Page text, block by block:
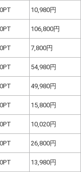
10,980円
106,800円
7,800円
54,980円
49,980円
15,800円
10,020円
26,800円
13,980円